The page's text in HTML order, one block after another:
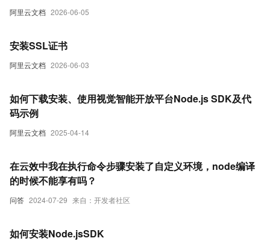
阿里云文档 2026-06-05
阿里云文档 2026-06-03
安装SSL证书
阿里云文档 2025-04-14
如何下载安装、使用视觉智能开放平台Node.js SDK及代
码示例
问答 2024-07-29 来自：开发者社区
在云效中我在执行命令步骤安装了自定义环境，node编译
的时候不能享有吗？
如何安装Node.jsSDK